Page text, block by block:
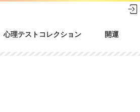
心理テストコレクション 開運